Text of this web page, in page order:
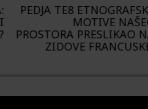
NA NIŠVILU U
1.000 IZVOĐAČA SA